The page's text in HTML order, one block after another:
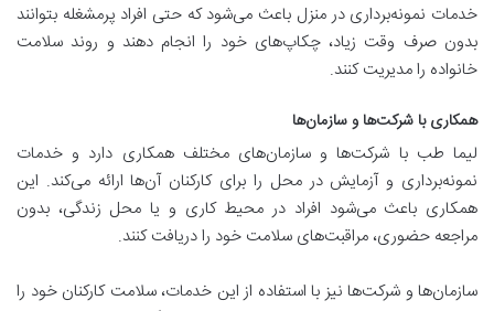
خدمات نمونه‌برداری در منزل باعث می‌شود که حتی افراد پرمشغله بتوانند
بدون صرف وقت زیاد، چکاپ‌های خود را انجام دهند و روند سلامت
خانواده را مدیریت کنند.
همکاری با شرکت‌ها و سازمان‌ها
لیما طب با شرکت‌ها و سازمان‌های مختلف همکاری دارد و خدمات
نمونه‌برداری و آزمایش در محل را برای کارکنان آن‌ها ارائه می‌کند. این
همکاری باعث می‌شود افراد در محیط کاری و یا محل زندگی، بدون
مراجعه حضوری، مراقبت‌های سلامت خود را دریافت کنند.
سازمان‌ها و شرکت‌ها نیز با استفاده از این خدمات، سلامت کارکنان خود را